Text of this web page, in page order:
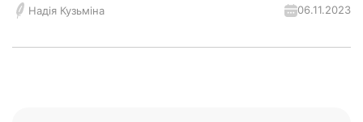
Надія Кузьміна 06.11.2023